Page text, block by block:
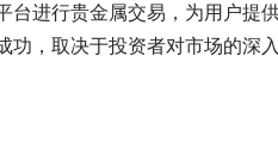
台进行贵金属交易，为用户提
功，取决于投资者对市场的深